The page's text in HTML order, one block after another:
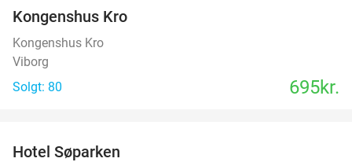
Kongenshus Kro
Kongenshus Kro
Viborg
Solgt: 80
695kr.
Hotel Søparken